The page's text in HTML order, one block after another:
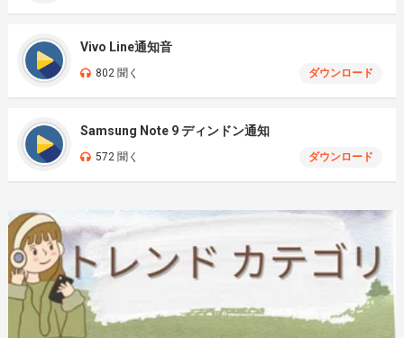
Vivo Line通知音
802 聞く ダウンロード
Samsung Note 9 ディンドン通知
572 聞く ダウンロード